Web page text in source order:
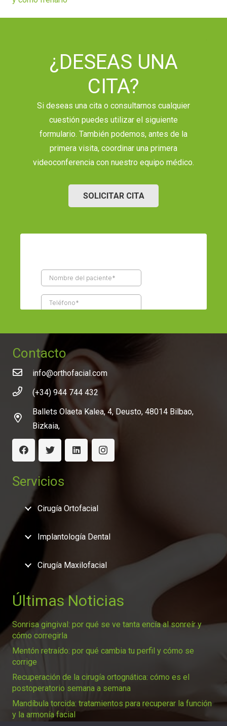
¿DESEAS UNA
CITA?
Si deseas una cita o consultarnos cualquier
cuestión puedes utilizar el siguiente
formulario. También podemos, antes de la
primera visita, coordinar una primera
videoconferencia con nuestro equipo médico.
SOLICITAR CITA
Contacto
info@orthofacial.com
(+34) 944 744 432
Ballets Olaeta Kalea, 4, Deusto, 48014 Bilbao,
Bizkaia,
Servicios
Cirugía Ortofacial
Implantología Dental
Cirugía Maxilofacial
Últimas Noticias
Sonrisa gingival: por qué se ve tanta encía al sonreír y
cómo corregirla
Mentón retraído: por qué cambia tu perfil y cómo se
corrige
Recuperación de la cirugía ortognática: cómo es el
postoperatorio semana a semana
Mandíbula torcida: tratamientos para recuperar la función
y la armonía facial